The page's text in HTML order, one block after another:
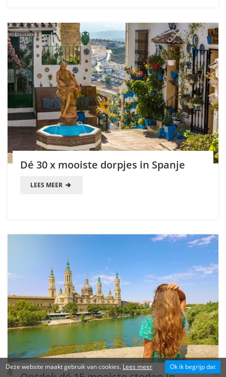
Dé 30 x mooiste dorpjes in Spanje
LEES MEER
Deze website maakt gebruik van cookies. Lees meer Ok ik begrijp dat